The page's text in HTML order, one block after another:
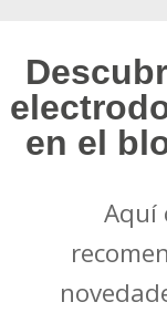
en el
Aquí